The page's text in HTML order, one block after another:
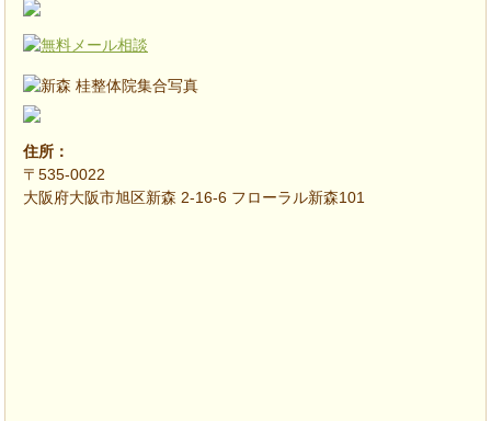
住所：
〒535-0022
大阪府大阪市旭区新森 2-16-6 フローラル新森101